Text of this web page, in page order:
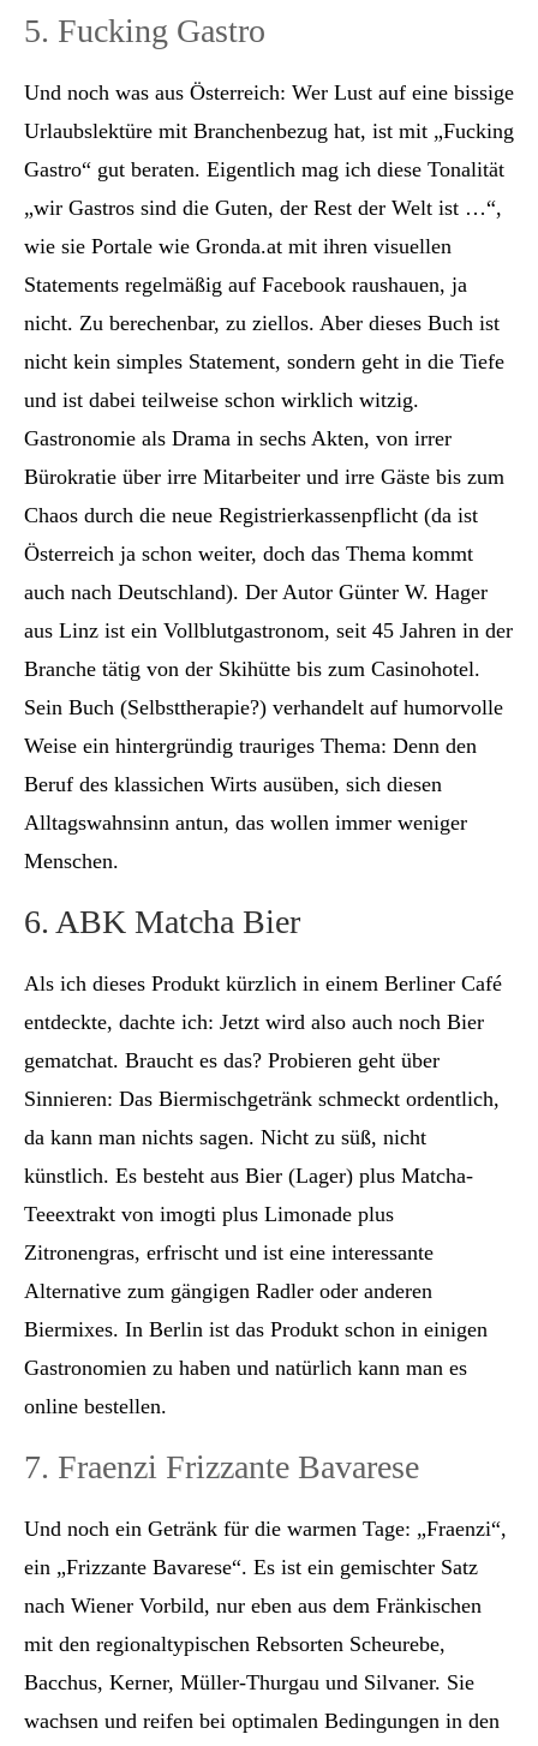
5. Fucking Gastro
Und noch was aus Österreich: Wer Lust auf eine bissige
Urlaubslektüre mit Branchenbezug hat, ist mit „Fucking
Gastro“ gut beraten. Eigentlich mag ich diese Tonalität
„wir Gastros sind die Guten, der Rest der Welt ist …“,
wie sie Portale wie Gronda.at mit ihren visuellen
Statements regelmäßig auf Facebook raushauen, ja
nicht. Zu berechenbar, zu ziellos. Aber dieses Buch ist
nicht kein simples Statement, sondern geht in die Tiefe
und ist dabei teilweise schon wirklich witzig.
Gastronomie als Drama in sechs Akten, von irrer
Bürokratie über irre Mitarbeiter und irre Gäste bis zum
Chaos durch die neue Registrierkassenpflicht (da ist
Österreich ja schon weiter, doch das Thema kommt
auch nach Deutschland). Der Autor Günter W. Hager
aus Linz ist ein Vollblutgastronom, seit 45 Jahren in der
Branche tätig von der Skihütte bis zum Casinohotel.
Sein Buch (Selbsttherapie?) verhandelt auf humorvolle
Weise ein hintergründig trauriges Thema: Denn den
Beruf des klassichen Wirts ausüben, sich diesen
Alltagswahnsinn antun, das wollen immer weniger
Menschen.
6. ABK Matcha Bier
Als ich dieses Produkt kürzlich in einem Berliner Café
entdeckte, dachte ich: Jetzt wird also auch noch Bier
gematchat. Braucht es das? Probieren geht über
Sinnieren: Das Biermischgetränk schmeckt ordentlich,
da kann man nichts sagen. Nicht zu süß, nicht
künstlich. Es besteht aus Bier (Lager) plus Matcha-
Teeextrakt von imogti plus Limonade plus
Zitronengras, erfrischt und ist eine interessante
Alternative zum gängigen Radler oder anderen
Biermixes. In Berlin ist das Produkt schon in einigen
Gastronomien zu haben und natürlich kann man es
online bestellen.
7. Fraenzi Frizzante Bavarese
Und noch ein Getränk für die warmen Tage: „Fraenzi“,
ein „Frizzante Bavarese“. Es ist ein gemischter Satz
nach Wiener Vorbild, nur eben aus dem Fränkischen
mit den regionaltypischen Rebsorten Scheurebe,
Bacchus, Kerner, Müller-Thurgau und Silvaner. Sie
wachsen und reifen bei optimalen Bedingungen in den